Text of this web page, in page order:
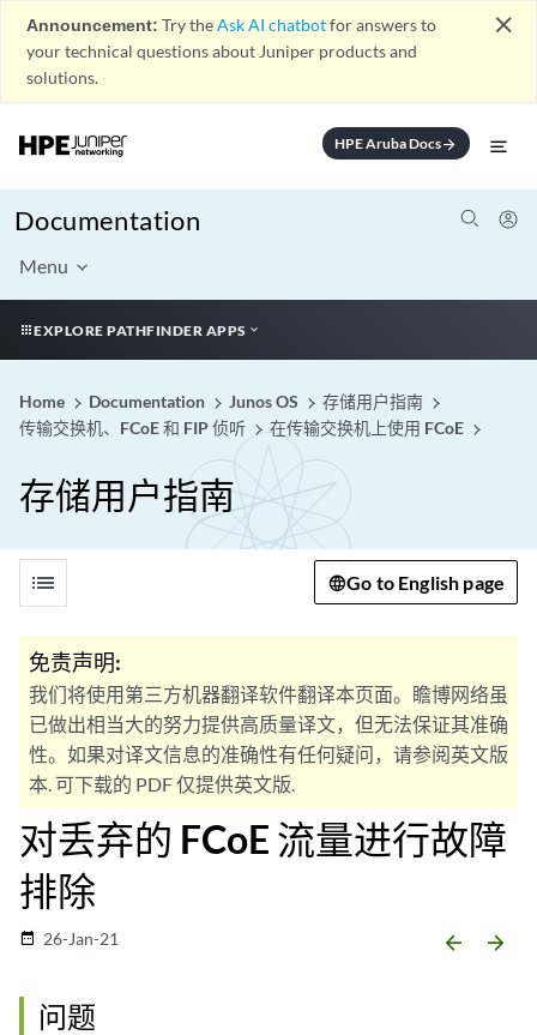
Announcement: Try theAsk AI chatbotfor answers to
your technical questions about Juniper products and
solutions.
close
HPE Aruba Docsarrow_forward
Documentation
Menu
EXPLORE PATHFINDER APPS
Home Documentation Junos OS
存储用户指南
传输交换机、FCoE 和 FIP 侦听
在传输交换机上使用 FCoE
存储用户指南
list Go to English page
免责声明:
我们将使用第三方机器翻译软件翻译本页面。瞻博网络虽
已做出相当大的努力提供高质量译文，但无法保证其准确
性。如果对译文信息的准确性有任何疑问，请参阅英文版
本. 可下载的 PDF 仅提供英文版.
对丢弃的 FCoE 流量进行故障
排除
date_range 26-Jan-21 arrow_backward arrow_forward
问题